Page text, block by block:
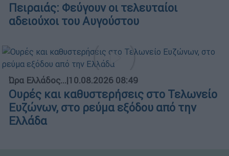
Πειραιάς: Φεύγουν οι τελευταίοι
αδειούχοι του Αυγούστου
Ώρα Ελλάδος...|10.08.2026 08:49
Ουρές και καθυστερήσεις στο Τελωνείο
Ευζώνων, στο ρεύμα εξόδου από την
Ελλάδα